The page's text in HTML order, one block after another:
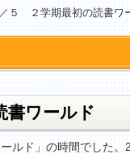
５ ２学期最初の読書ワ
書ワールド
ルド」の時間でした